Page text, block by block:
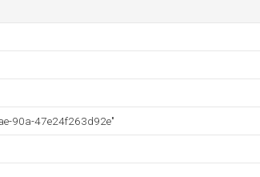
90a-47e24f263d92e"